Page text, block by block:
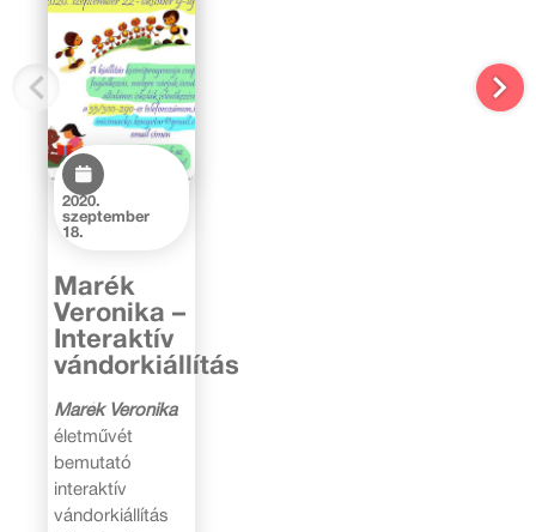
2020.
szeptember
18.
Marék
Veronika –
Interaktív
vándorkiállítás
Marék Veronika
életművét
bemutató
interaktív
vándorkiállítás